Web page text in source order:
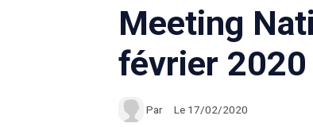
Meeting
février 2020
Par Le 17/02/2020